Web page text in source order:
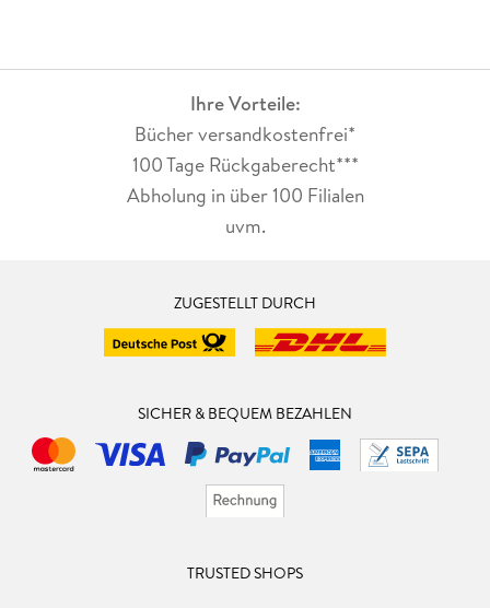
Ihre Vorteile:
Bücher versandkostenfrei*
100 Tage Rückgaberecht***
Abholung in über 100 Filialen
uvm.
ZUGESTELLT DURCH
SICHER & BEQUEM BEZAHLEN
TRUSTED SHOPS